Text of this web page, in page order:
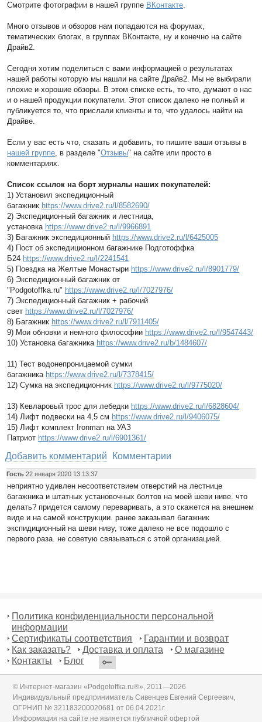
Смотрите фотографии в нашей группе ВКонтакте.
Много отзывов и обзоров нам попадаются на форумах,
тематических блогах, в группах ВКонтакте, ну и конечно на сайте
Драйв2.
Сегодня хотим поделиться с вами информацией о результатах
нашей работы которую мы нашли на сайте Драйв2. Мы не выбирали
плохие и хорошие обзоры. В этом списке есть, то что, думают о нас
и о нашей продукции покупатели. Этот список далеко не полный и
публикуется то, что прислали клиенты и то, что удалось найти на
Драйве.
Если у вас есть что, сказать и добавить, то пишите ваши отзывы в
нашей группе, в разделе "Отзывы" на сайте или просто в
комментариях.
Список ссылок на борт журналы наших покупателей:
1) Установил экспедиционный
багажник https://www.drive2.ru/l/8582690/
2) Экспедиционный багажник и лестница,
установка https://www.drive2.ru/l/9966891
3) Багажник экспедиционный https://www.drive2.ru/l/6425005
4) Пост об экспедиционном багажнике Подготоффка
Б24 https://www.drive2.ru/l/2241541
5) Поездка на Желтые Монастыри https://www.drive2.ru/l/8901779/
6) Экспедиционный багажник от
"Podgotoffka.ru" https://www.drive2.ru/l/7027976/
7) Экспедиционный багажник + рабочий
свет https://www.drive2.ru/l/7027976/
8) Багажник https://www.drive2.ru/l/7911405/
9) Мои обновки и немного философии https://www.drive2.ru/l/9547443/
10) Установка багажника https://www.drive2.ru/b/1484607/
11) Тест водонепроницаемой сумки
багажника https://www.drive2.ru/l/7378415/
12) Сумка на экспедиционник https://www.drive2.ru/l/9775020/
13) Кевларовый трос для лебедки https://www.drive2.ru/l/6828604/
14) Лифт подвески на 4,5 см https://www.drive2.ru/l/9406075/
15) Лифт комплект Ironman на УАЗ
Патриот https://www.drive2.ru/l/6901361/
Добавить комментарий Комментарии
Гость 22 января 2020 13:13:37
неприятно удивлен несоответствием отверстий на лестнице
багажника и штатных установочных болтов на моей шеви ниве. что
делать? придется самому переваривать, а это скажется на внешнем
виде и на самой конструкции. ранее заказывал багажник
экспидиционный на шеви ниву, тоже далеко не все подошло с
первого раза. не советую связываться с этой организацией.
Политика конфиденциальности персональной
информации
Сертификаты соответствия
Гарантии и возврат
Как заказать?
Доставка и оплата
О магазине
Контакты
Блог
© Интернет-магазин «Podgotoffka.ru®», 2011—2026
Индивидуальный предприниматель Сивенцев Евгений Сергеевич,
ОГРНИП № 321183200020681 от 06.04.2021г.
Информация на сайте не является публичной офертой